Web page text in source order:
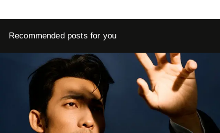
Recommended posts for you